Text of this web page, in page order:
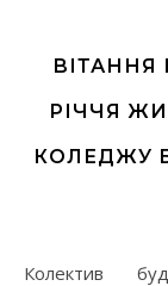
ВІТАННЯ
РІЧЧЯ
КОЛЕДЖУ
Колектив будівельного факультету Київського